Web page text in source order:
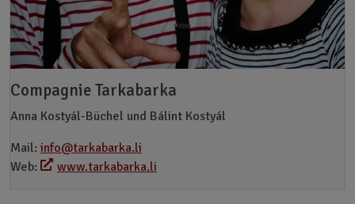
Compagnie Tarkabarka
Anna Kostyál-Büchel und Bálint Kostyál
Mail: info@tarkabarka.li
Web:
www.tarkabarka.li